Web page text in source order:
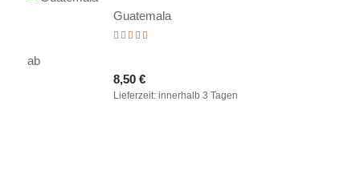
Guatemala
von 5
ab
8,50 €
Lieferzeit: innerhalb 3 Tagen